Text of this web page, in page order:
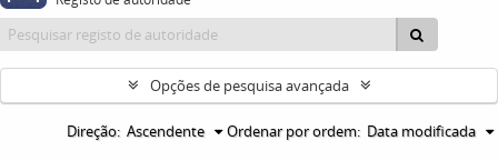
Opções de pesquisa avançada
Ordenar por ordem: Data modificada
Direção: Ascendente